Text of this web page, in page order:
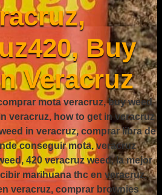
Buy
Veracruz
mota veracruz, buy weed
veracruz, how to get in veracruz
in veracruz, comprar libra de
conseguir mota, veracruz
420 veracruz weed, la mejor
marihuana thc en veracruz,
veracruz, comprar brownies